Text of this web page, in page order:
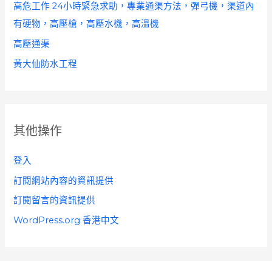
高危工作 24小時緊急求助，專業通渠方法，彈弓機，渠道內
有硬物，高壓槍，高壓水機，高溫機
高壓通渠
黃大仙防水工程
其他操作
登入
訂閱網站內容的資訊提供
訂閱留言的資訊提供
WordPress.org 香港中文